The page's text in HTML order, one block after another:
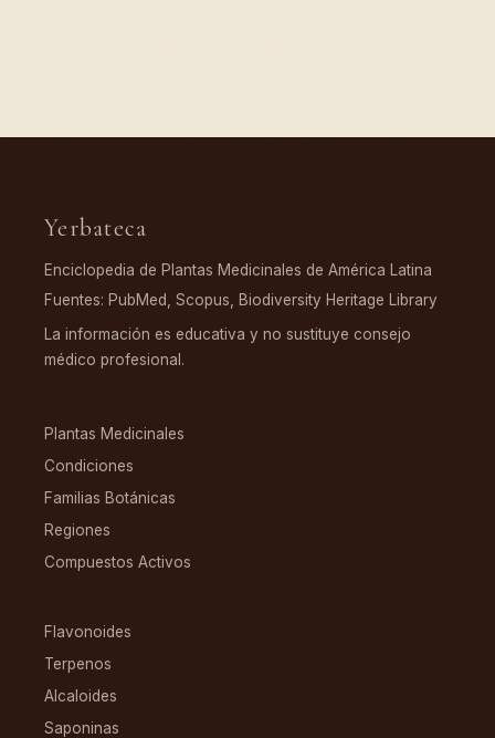
Yerbateca
Enciclopedia de Plantas Medicinales de América Latina
Fuentes: PubMed, Scopus, Biodiversity Heritage Library
La información es educativa y no sustituye consejo
médico profesional.
Plantas Medicinales
Condiciones
Familias Botánicas
Regiones
Compuestos Activos
Flavonoides
Terpenos
Alcaloides
Saponinas